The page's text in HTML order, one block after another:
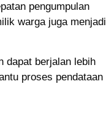
pengumpulan
warga juga menjadi
dapat berjalan lebih
proses pendataan